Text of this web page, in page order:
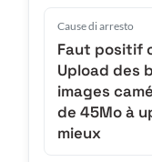
Cause di arresto
Faut positif
Upload des
images
de 45Mo à
mieux